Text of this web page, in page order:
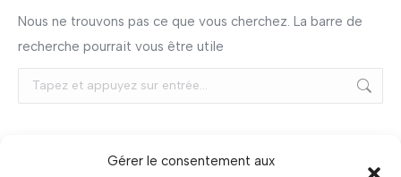
Gérer le consentement aux
Nous ne trouvons pas ce que vous cherchez. La barre de
recherche pourrait vous être utile
Recherche
: